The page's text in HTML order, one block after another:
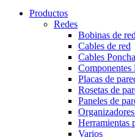
Productos
Redes
Bobinas de
Cables de red
Cables
Componentes
Placas de
Rosetas de
Paneles de
Herramientas
Varios